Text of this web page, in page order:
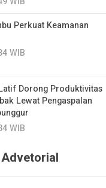
Perkuat Keamanan
WIB
Dorong Produktivitas
Lewat Pengaspalan
WIB